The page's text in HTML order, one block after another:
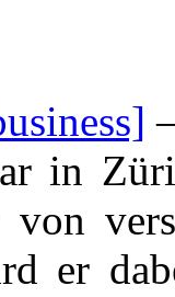
in
er